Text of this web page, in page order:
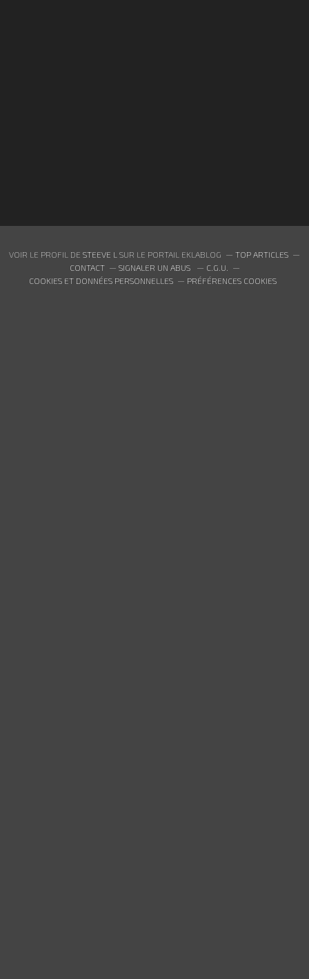
VOIR LE PROFIL DE STEEVE L SUR LE PORTAIL EKLABLOG
TOP ARTICLES
CONTACT
SIGNALER UN ABUS
C.G.U.
COOKIES ET DONNÉES PERSONNELLES
PRÉFÉRENCES COOKIES